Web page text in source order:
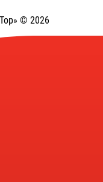
© 2026